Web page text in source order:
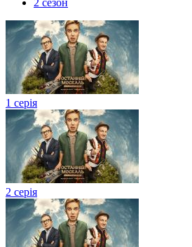
1 серія
2 серія